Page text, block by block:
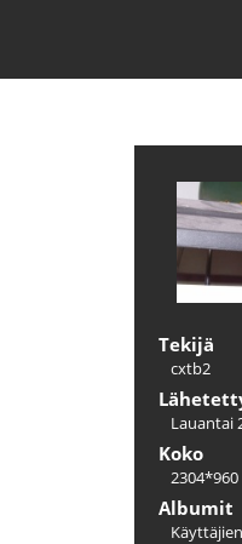
Tekijä
cxtb2
Lauantai
Koko
2304*960
Albumit